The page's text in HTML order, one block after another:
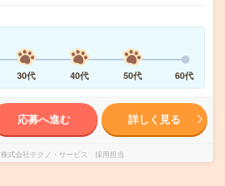
30代 40代 50代 60代
応募へ進む 詳しく見る
株式会社テクノ・サービス 採用担当